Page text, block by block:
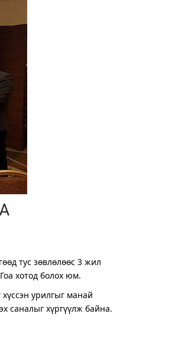
тус зөвлөлөөс 3 жил
хотод болох юм.
урилгыг манай
саналыг хүргүүлж байна.